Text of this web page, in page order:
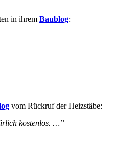
in ihrem Baublog:
vom Rückruf der Heizstäbe:
kostenlos. …”